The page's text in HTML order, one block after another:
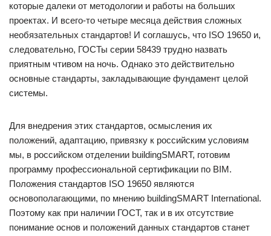
которые далеки от методологии и работы на больших
проектах. И всего-то четыре месяца действия сложных
необязательных стандартов! И соглашусь, что ISO 19650 и,
следовательно, ГОСТы серии 58439 трудно назвать
приятным чтивом на ночь. Однако это действительно
основные стандарты, закладывающие фундамент целой
системы.
Для внедрения этих стандартов, осмысления их
положений, адаптацию, привязку к российским условиям
мы, в российском отделении buildingSMART, готовим
программу профессиональной сертификации по BIM.
Положения стандартов ISO 19650 являются
основополагающими, по мнению buildingSMART International.
Поэтому как при наличии ГОСТ, так и в их отсутствие
понимание основ и положений данных стандартов станет